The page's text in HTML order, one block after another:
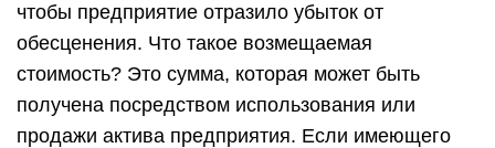
чтобы предприятие отразило убыток от
обесценения. Что такое возмещаемая
стоимость? Это сумма, которая может быть
получена посредством использования или
продажи актива предприятия. Если имеющего